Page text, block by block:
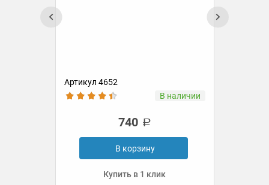
Артикул 4652
В наличии
740
В корзину
Купить в 1 клик